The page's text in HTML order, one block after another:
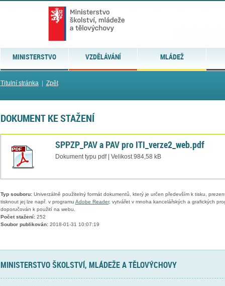
MINISTERSTVO VZDĚLÁVÁNÍ MLÁDEŽ
Titulní stránka| Zpět
DOKUMENT KE STAŽENÍ
SPPZP_PAV a PAV pro ITI_verze2_web.pdf
Dokument typu pdf | Velikost 984,58 kB
Typ souboru:Univerzálně použitelný formát dokumentů, který je určen především k tisku,
tisknout jej lze např. v programu Adobe Reader, vytvářet v mnoha kancelářských a grafických
doporučován k použití na webu.
Počet stažení:252
Soubor publikován:2018-01-31 10:07:19
MINISTERSTVO ŠKOLSTVÍ, MLÁDEŽE A TĚLOVÝCHOVY